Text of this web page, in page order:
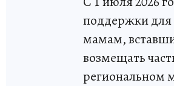
поддержки
мамам,
возмещать
региональном